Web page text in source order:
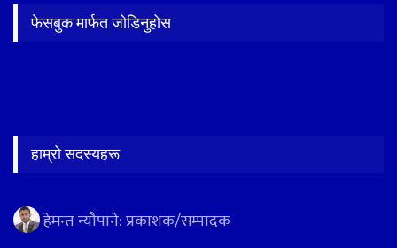
फेसबुक मार्फत जोडिनुहोस
हाम्रो सदस्यहरू
हेमन्त न्यौपाने: प्रकाशक/सम्पादक